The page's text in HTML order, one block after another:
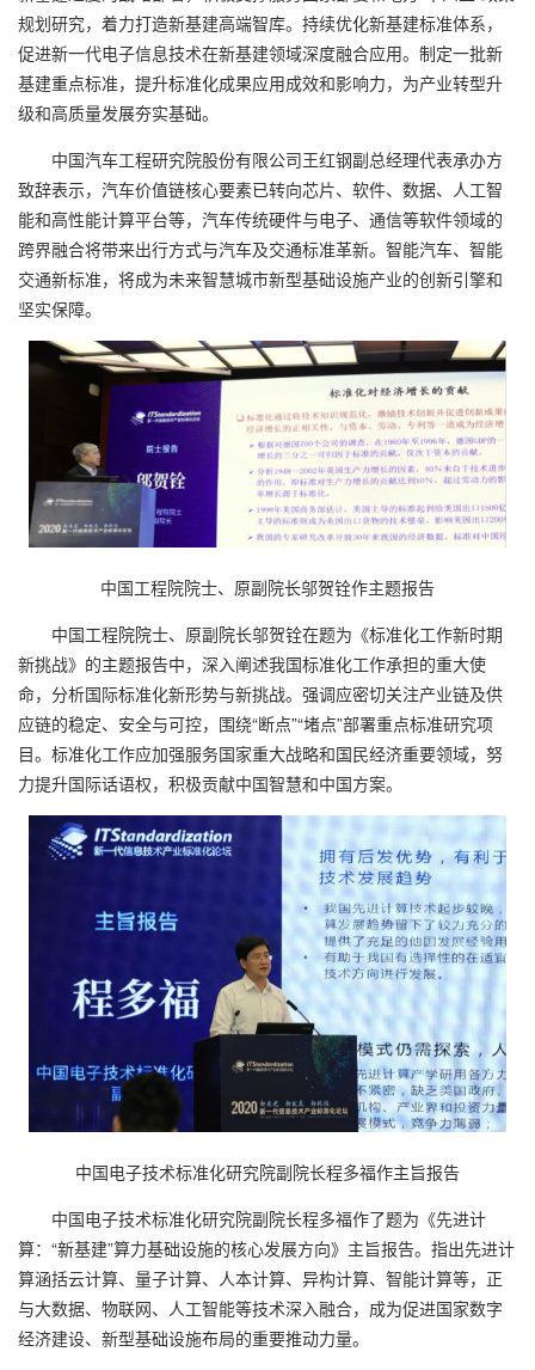
规划研究，着力打造新基建高端智库。持续优化新基建标准体系，
促进新一代电子信息技术在新基建领域深度融合应用。制定一批新
基建重点标准，提升标准化成果应用成效和影响力，为产业转型升
级和高质量发展夯实基础。
中国汽车工程研究院股份有限公司王红钢副总经理代表承办方
致辞表示，汽车价值链核心要素已转向芯片、软件、数据、人工智
能和高性能计算平台等，汽车传统硬件与电子、通信等软件领域的
跨界融合将带来出行方式与汽车及交通标准革新。智能汽车、智能
交通新标准，将成为未来智慧城市新型基础设施产业的创新引擎和
坚实保障。
中国工程院院士、原副院长邬贺铨作主题报告
中国工程院院士、原副院长邬贺铨在题为《标准化工作新时期
新挑战》的主题报告中，深入阐述我国标准化工作承担的重大使
命，分析国际标准化新形势与新挑战。强调应密切关注产业链及供
应链的稳定、安全与可控，围绕“断点”“堵点”部署重点标准研究项
目。标准化工作应加强服务国家重大战略和国民经济重要领域，努
力提升国际话语权，积极贡献中国智慧和中国方案。
中国电子技术标准化研究院副院长程多福作主旨报告
中国电子技术标准化研究院副院长程多福作了题为《先进计
算：“新基建”算力基础设施的核心发展方向》主旨报告。指出先进计
算涵括云计算、量子计算、人本计算、异构计算、智能计算等，正
与大数据、物联网、人工智能等技术深入融合，成为促进国家数字
经济建设、新型基础设施布局的重要推动力量。